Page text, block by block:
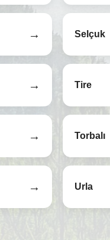
→
→
→
→
Selçuk
Tire
Torbalı
Urla